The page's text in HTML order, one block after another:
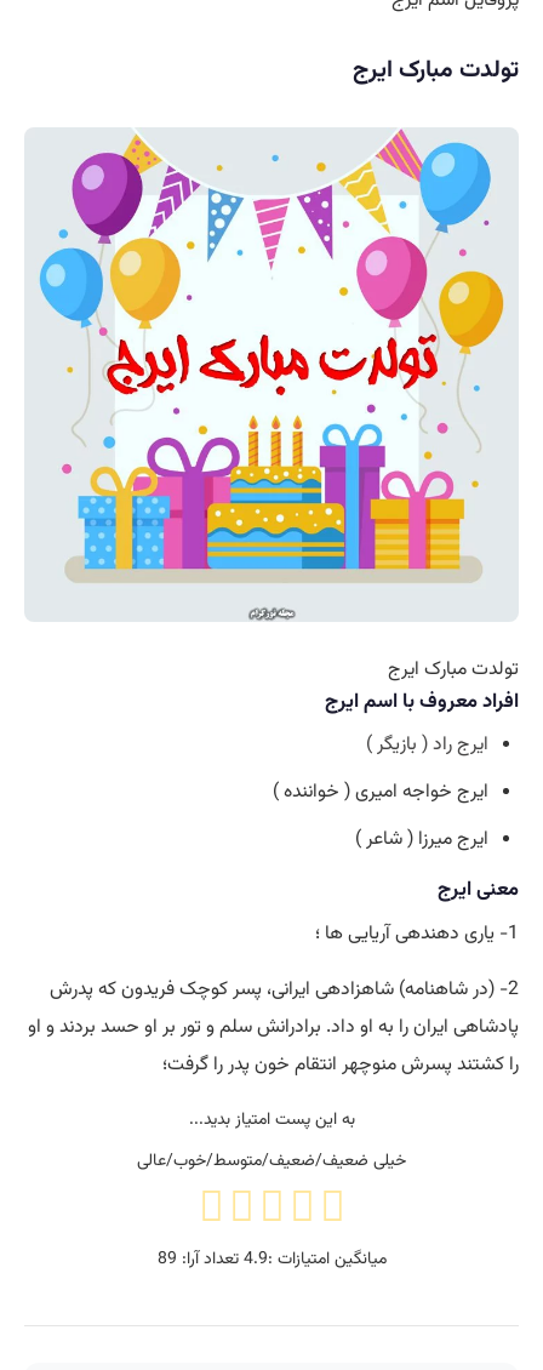
تولدت مبارک ایرج
تولدت مبارک ایرج
افراد معروف با اسم ایرج
ایرج راد ( بازیگر )
ایرج خواجه امیری ( خواننده )
ایرج میرزا ( شاعر )
معنی ایرج
1- یاری دهندهی آریایی ها ؛
2- (در شاهنامه) شاهزادهی ایرانی، پسر کوچک فریدون که پدرش
پادشاهی ایران را به او داد. برادرانش سلم و تور بر او حسد بردند و او
را کشتند پسرش منوچهر انتقام خون پدر را گرفت؛
به این پست امتیاز بدید...
خیلی ضعیف/ضعیف/متوسط/خوب/عالی
میانگین امتیازات :4.9تعداد آرا: 89